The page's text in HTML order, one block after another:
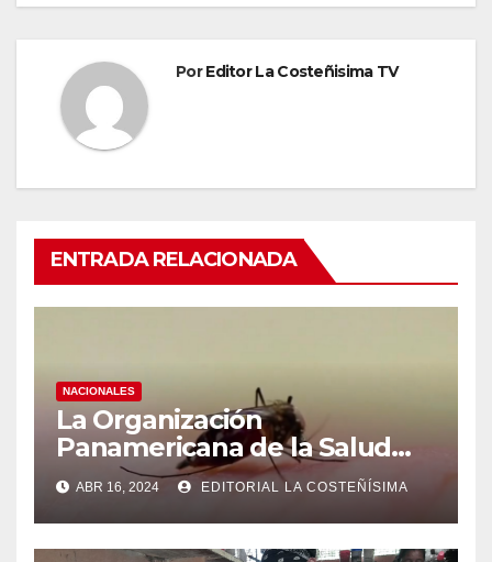
PorEditor La Costeñisima TV
ENTRADA RELACIONADA
NACIONALES
La Organización
Panamericana de la Salud
(OPS), recomienda reforzar
medidas ante el aumento de
casos de dengue
ABR 16, 2024 EDITORIAL LA COSTEÑÍSIMA